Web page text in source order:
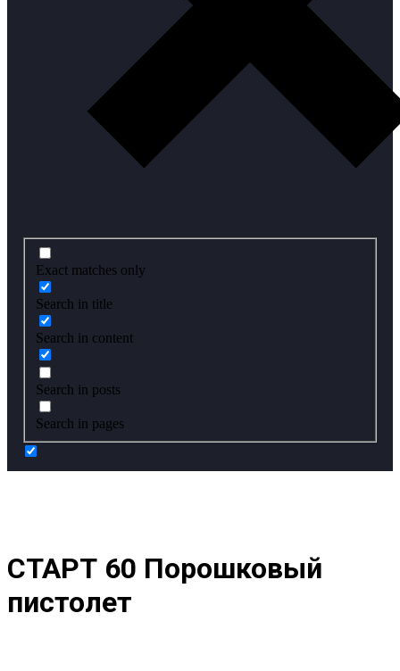
Exact matches only
Search in title
Search in content
Search in posts
Search in pages
СТАРТ 60 Порошковый
пистолет